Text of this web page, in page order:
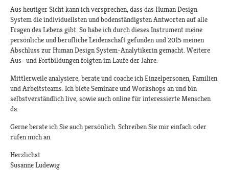
Aus heutiger Sicht kann ich versprechen, dass das Human Design
System die individuellsten und bodenständigsten Antworten auf alle
Fragen des Lebens gibt. So habe ich durch dieses Instrument meine
persönliche und berufliche Leidenschaft gefunden und 2015 meinen
Abschluss zur Human Design System-Analytikerin gemacht. Weitere
Aus- und Fortbildungen folgten im Laufe der Jahre.
Mittlerweile analysiere, berate und coache ich Einzelpersonen, Familien
und Arbeitsteams. Ich biete Seminare und Workshops an und bin
selbstverständlich live, sowie auch online für interessierte Menschen
da.
Gerne berate ich Sie auch persönlich. Schreiben Sie mir einfach oder
rufen mich an.
Herzlichst
Susanne Ludewig